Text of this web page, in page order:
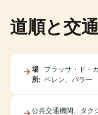
道順と交
場
所:
プラッサ・ド・
ベレン、パラー
公共交通機関、タク